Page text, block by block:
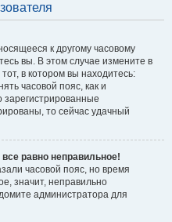
к другому часовому
вы. В этом случае измените в
в котором вы находитесь:
часовой пояс, как и
зарегистрированные
то сейчас удачный
равно неправильное!
часовой пояс, но время
значит, неправильно
администратора для